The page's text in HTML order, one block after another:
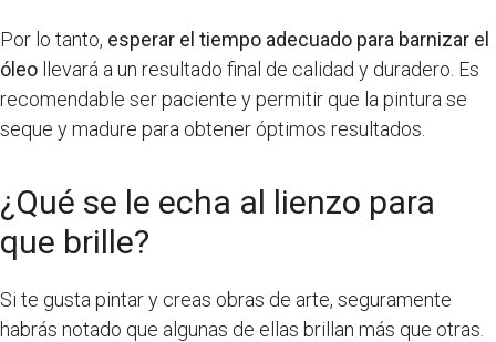
Por lo tanto, esperar el tiempo adecuado para barnizar el
óleo llevará a un resultado final de calidad y duradero. Es
recomendable ser paciente y permitir que la pintura se
seque y madure para obtener óptimos resultados.
¿Qué se le echa al lienzo para
que brille?
Si te gusta pintar y creas obras de arte, seguramente
habrás notado que algunas de ellas brillan más que otras.